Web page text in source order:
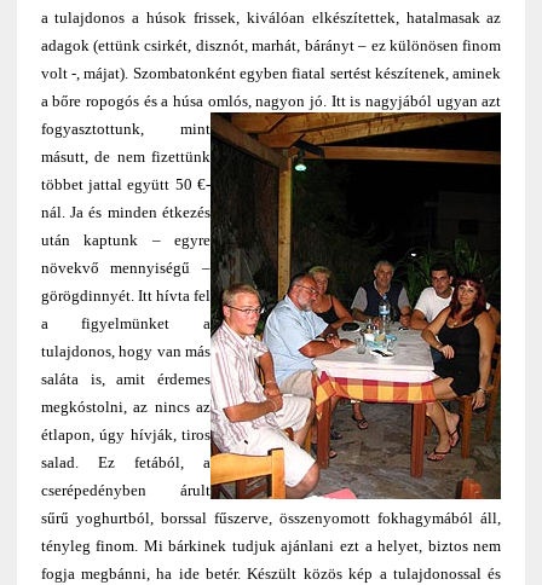
a tulajdonos a húsok frissek, kiválóan elkészítettek, hatalmasak az
adagok (ettünk csirkét, disznót, marhát, bárányt – ez különösen finom
volt -, májat). Szombatonként egyben fiatal sertést készítenek, aminek
a bőre ropogós és a húsa omlós, nagyon jó. Itt is nagyjából ugyan azt
fogyasztottunk, mint
másutt, de nem fizettünk
többet jattal együtt 50 €-
nál. Ja és minden étkezés
után kaptunk – egyre
növekvő mennyiségű –
görögdinnyét. Itt hívta fel
a figyelmünket a
tulajdonos, hogy van más
saláta is, amit érdemes
megkóstolni, az nincs az
étlapon, úgy hívják, tiros
salad. Ez fetából, a
cserépedényben árult
sűrű yoghurtból, borssal fűszerve, összenyomott fokhagymából áll,
tényleg finom. Mi bárkinek tudjuk ajánlani ezt a helyet, biztos nem
fogja megbánni, ha ide betér. Készült közös kép a tulajdonossal és